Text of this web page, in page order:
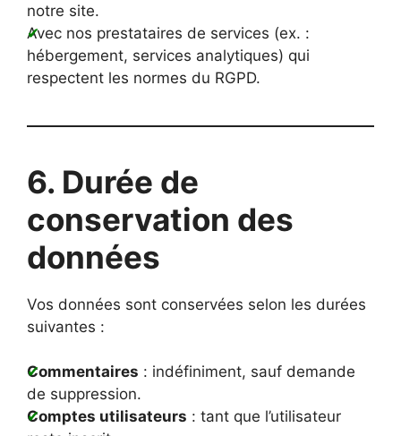
notre site.
Avec nos prestataires de services (ex. :
hébergement, services analytiques) qui
respectent les normes du RGPD.
6. Durée de
conservation des
données
Vos données sont conservées selon les durées
suivantes :
Commentaires : indéfiniment, sauf demande
de suppression.
Comptes utilisateurs : tant que l’utilisateur